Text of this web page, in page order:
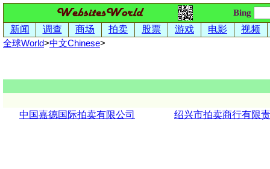
Bing
新闻 调查 商场 拍卖 股票 游戏 电影 视频
全球World>中文Chinese>
中国嘉德国际拍卖有限公司 绍兴市拍卖商行有限